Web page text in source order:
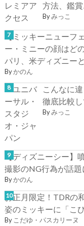
方法、鑑
Byみっこ
【ミッキーニューフ
ー・ミニーの顔はど
パリ、米ディズニー
Byかのん
こんなに
徹底比較し
Byみっこ
【ディズニーシー】
撮影のNG行為が話題
Byかのん
お正月限定！TDRの
姿のミッキーに「こ
Byこだゆ・パスカリーヌ